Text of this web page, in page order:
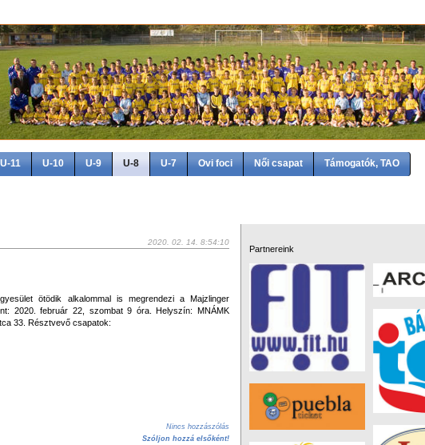
U-11 U-10 U-9 U-8 U-7 Ovi foci Női csapat Támogatók, TAO
2020. 02. 14. 8:54:10
ötödik alkalommal is megrendezi a Majzlinger
2020. február 22, szombat 9 óra. Helyszín: MNÁMK
33. Résztvevő csapatok:
Nincs hozzászólás
Szóljon hozzá elsőként!
Partnereink